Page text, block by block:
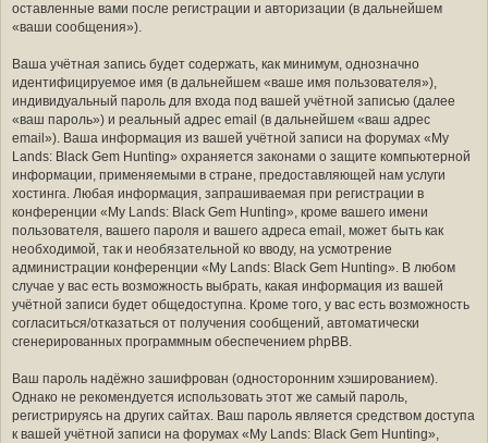
оставленные вами после регистрации и авторизации (в дальнейшем
«ваши сообщения»).
Ваша учётная запись будет содержать, как минимум, однозначно
идентифицируемое имя (в дальнейшем «ваше имя пользователя»),
индивидуальный пароль для входа под вашей учётной записью (далее
«ваш пароль») и реальный адрес email (в дальнейшем «ваш адрес
email»). Ваша информация из вашей учётной записи на форумах «My
Lands: Black Gem Hunting» охраняется законами о защите компьютерной
информации, применяемыми в стране, предоставляющей нам услуги
хостинга. Любая информация, запрашиваемая при регистрации в
конференции «My Lands: Black Gem Hunting», кроме вашего имени
пользователя, вашего пароля и вашего адреса email, может быть как
необходимой, так и необязательной ко вводу, на усмотрение
администрации конференции «My Lands: Black Gem Hunting». В любом
случае у вас есть возможность выбрать, какая информация из вашей
учётной записи будет общедоступна. Кроме того, у вас есть возможность
согласиться/отказаться от получения сообщений, автоматически
сгенерированных программным обеспечением phpBB.
Ваш пароль надёжно зашифрован (односторонним хэшированием).
Однако не рекомендуется использовать этот же самый пароль,
регистрируясь на других сайтах. Ваш пароль является средством доступа
к вашей учётной записи на форумах «My Lands: Black Gem Hunting»,